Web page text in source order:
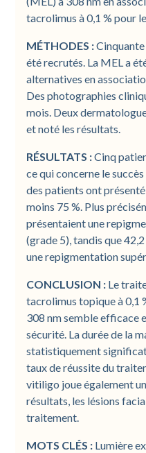
tacrolimus à 0,1 % pour
MÉTHODES :
été recrutés. La MEL a
alternatives en
Des photographies
mois. Deux
et noté les résultats.
RÉSULTATS :Cinq
ce qui concerne le
des patients ont
moins 75 %. Plus
présentaient une
(grade 5), tandis que
une repigmentation
CONCLUSION : Le
tacrolimus topique à 0,1
308 nm semble efficace
sécurité. La durée de la
statistiquement
taux de réussite du
vitiligo joue également
résultats, les lésions
traitement.
MOTS CLÉS : Lumière